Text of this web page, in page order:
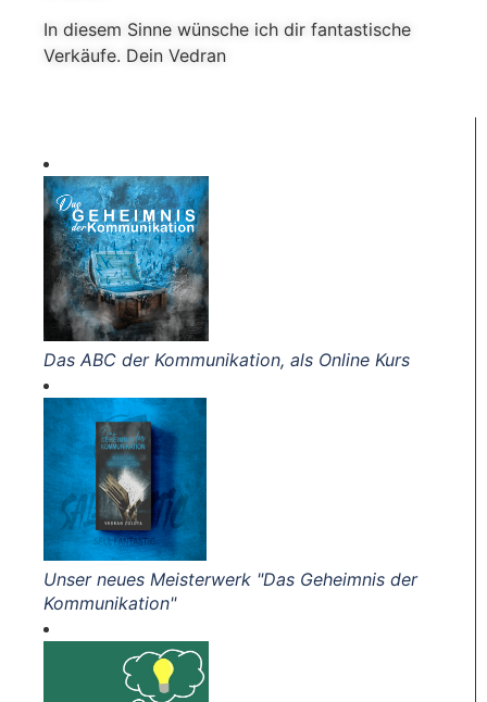
Das ABC der Kommunikation, als Online Kurs
Unser neues Meisterwerk "Das Geheimnis der
Kommunikation"
In diesem Sinne wünsche ich dir fantastische
Verkäufe. Dein Vedran